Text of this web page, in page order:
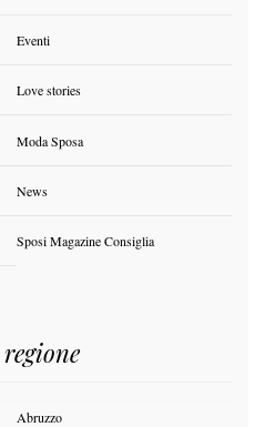
Eventi
Love stories
Moda Sposa
News
Sposi Magazine Consiglia
Abruzzo